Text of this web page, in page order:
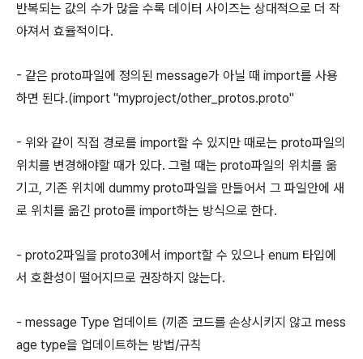
반복되는 값의 수가 많을 수록 데이터 사이즈는 상대적으로 더 작
아져서 효율적이다.
- 같은 proto파일에 정의된 message가 아닐 때 import를 사용
하면 된다.(import "myproject/other_protos.proto"
- 위와 같이 직접 경로를 import할 수 있지만 때로는 proto파일의
위치를 변경해야할 때가 있다. 그럴 때는 proto파일의 위치를 옮
기고, 기존 위치에 dummy proto파일을 만들어서 그 파일안에 새
로 위치를 옮긴 proto를 import하는 방식으로 한다.
- proto2파일을 proto3에서 import할 수 있으나 enum 타입에
서 호환성이 떨어지므로 권장하지 않는다.
- message Type 업데이트 (끼존 코드를 손상시키지 않고 mess
age type을 업데이트하는 방법/규칙